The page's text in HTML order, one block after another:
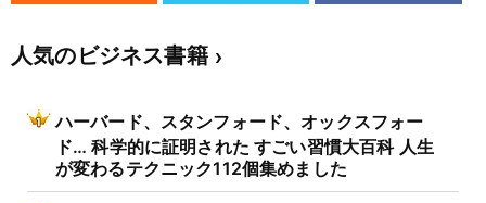
人気のビジネス書籍
ハーバード、スタンフォード、オックスフォー
ド… 科学的に証明された すごい習慣大百科 人生
が変わるテクニック112個集めました